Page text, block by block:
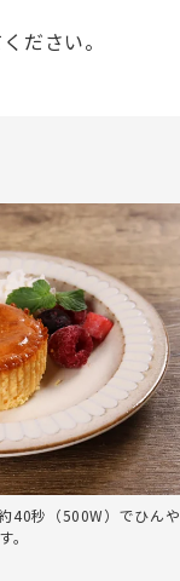
ださい。
40秒（500W）でひんや
。